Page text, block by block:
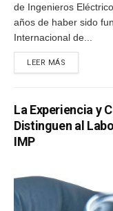
de Ingenieros
años de haber sido
Internacional de...
LEER MÁS
La Experiencia y
Distinguen al
IMP